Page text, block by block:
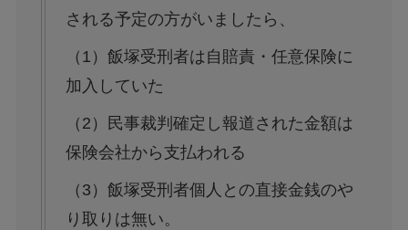
される予定の方がいましたら、
（1）飯塚受刑者は自賠責・任意保険に
加入していた
（2）民事裁判確定し報道された金額は
保険会社から支払われる
（3）飯塚受刑者個人との直接金銭のや
り取りは無い。